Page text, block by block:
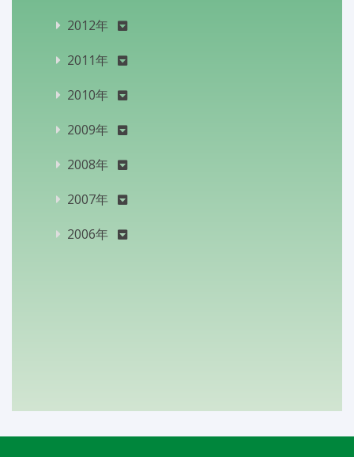
2012年
2011年
2010年
2009年
2008年
2007年
2006年